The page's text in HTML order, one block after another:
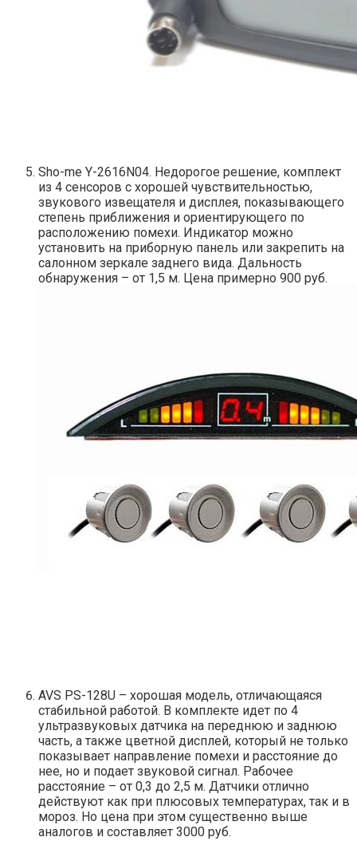
Sho-me Y-2616N04. Недорогое решение, комплект
из 4 сенсоров с хорошей чувствительностью,
звукового извещателя и дисплея, показывающего
степень приближения и ориентирующего по
расположению помехи. Индикатор можно
установить на приборную панель или закрепить на
салонном зеркале заднего вида. Дальность
обнаружения – от 1,5 м. Цена примерно 900 руб.
AVS PS-128U – хорошая модель, отличающаяся
стабильной работой. В комплекте идет по 4
ультразвуковых датчика на переднюю и заднюю
часть, а также цветной дисплей, который не только
показывает направление помехи и расстояние до
нее, но и подает звуковой сигнал. Рабочее
расстояние – от 0,3 до 2,5 м. Датчики отлично
действуют как при плюсовых температурах, так и в
мороз. Но цена при этом существенно выше
аналогов и составляет 3000 руб.